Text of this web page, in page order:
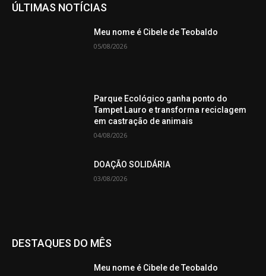
ÚLTIMAS NOTÍCIAS
Meu nome é Cibele de Teobaldo
05/08/2026
Parque Ecológico ganha ponto do
Tampet Lauro e transforma reciclagem
em castração de animais
04/08/2026
DOAÇÃO SOLIDÁRIA
03/08/2026
DESTAQUES DO MÊS
Meu nome é Cibele de Teobaldo